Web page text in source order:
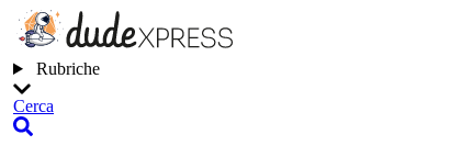
Rubriche
Cerca